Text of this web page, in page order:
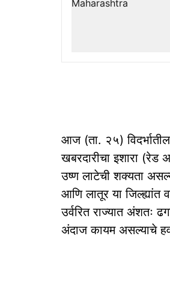
आज (ता. २५)
खबरदारीचा इशारा (रेड
उष्ण लाटेची शक्यता
आणि लातूर या जिल्ह्यांत
उर्वरित राज्यात अंशतः
अंदाज कायम असल्याचे